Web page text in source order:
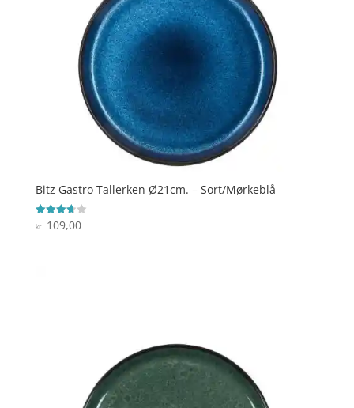
Bitz Gastro Tallerken Ø21cm. – Sort/Mørkeblå
Vurderet
3.7
kr.109,00